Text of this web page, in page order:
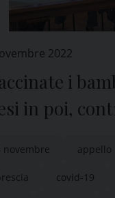
2022
i
in poi,
novembre appello
covid-19